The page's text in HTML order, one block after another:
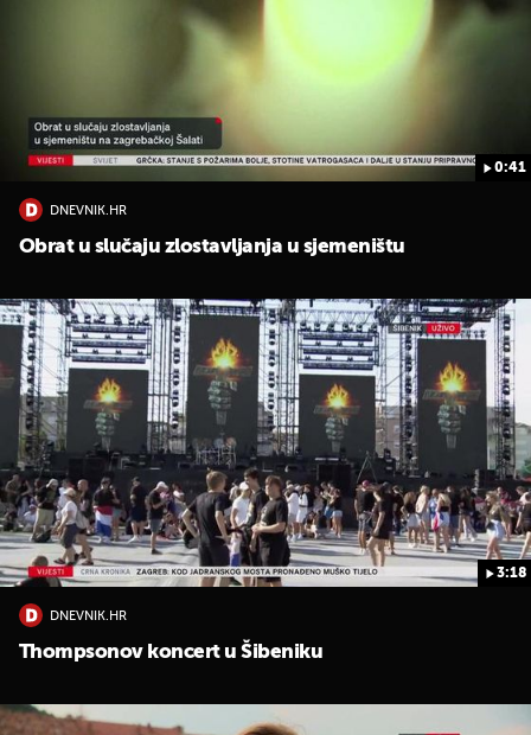
0:41
DNEVNIK.HR
Obrat u slučaju zlostavljanja u sjemeništu
3:18
DNEVNIK.HR
Thompsonov koncert u Šibeniku